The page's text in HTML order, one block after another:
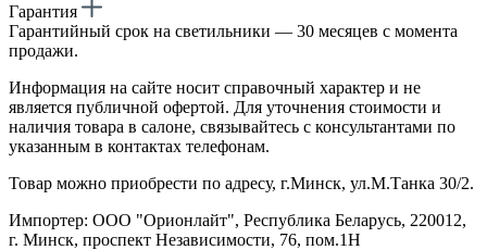
Гарантия
Гарантийный срок на светильники — 30 месяцев с момента
продажи.
Информация на сайте носит справочный характер и не
является публичной офертой. Для уточнения стоимости и
наличия товара в салоне, связывайтесь с консультантами по
указанным в контактах телефонам.
Товар можно приобрести по адресу, г.Минск, ул.М.Танка 30/2.
Импортер: ООО "Орионлайт", Республика Беларусь, 220012,
г. Минск, проспект Независимости, 76, пом.1Н